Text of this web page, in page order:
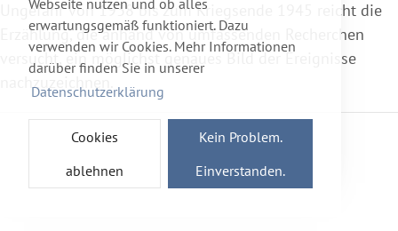
erwartungsgemäß funktioniert. Dazu
verwenden wir Cookies. Mehr Informationen
darüber finden Sie in unserer
Datenschutzerklärung
Cookies
ablehnen
Kein Problem.
Einverstanden.
Ungefähr von 1938 bis zum Kriegsende 1945 reicht die
Erzählung, die anhand von umfassenden Recherchen
versucht, ein möglichst genaues Bild der Ereignisse
nachzuzeichnen.